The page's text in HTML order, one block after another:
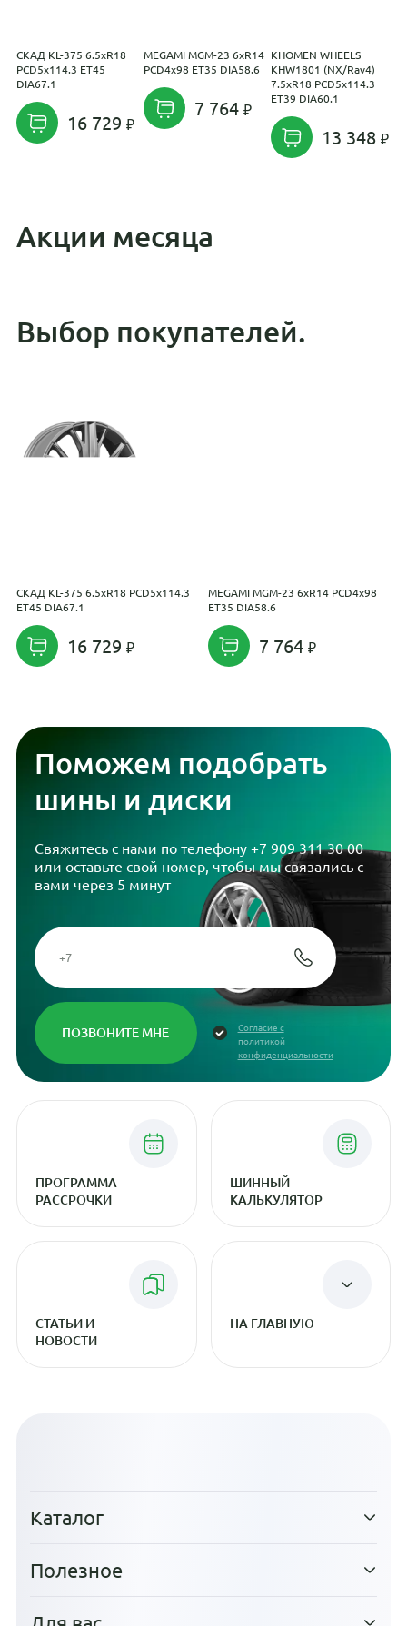
СКАД KL-375 6.5xR18
PCD5x114.3 ET45
DIA67.1
16 729
MEGAMI MGM-23 6xR14
PCD4x98 ET35 DIA58.6
7 764
KHOMEN WHEELS
KHW1801 (NX/Rav4)
7.5xR18 PCD5x114.3
ET39 DIA60.1
13 348
Акции месяца
Выбор покупателей.
СКАД KL-375 6.5xR18 PCD5x114.3
ET45 DIA67.1
16 729
MEGAMI MGM-23 6xR14 PCD4x98
ET35 DIA58.6
7 764
Поможем подобрать
шины и диски
Свяжитесь с нами по телефону +7 909 311 30 00
или оставьте свой номер, чтобы мы связались с
вами через 5 минут
Согласие с
политикой
конфиденциальности
ПРОГРАММА
РАССРОЧКИ
ШИННЫЙ
КАЛЬКУЛЯТОР
СТАТЬИ И
НОВОСТИ
НА ГЛАВНУЮ
Каталог
Полезное